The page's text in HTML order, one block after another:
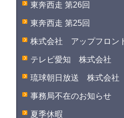
東奔西走 第26回
東奔西走 第25回
株式会社 アップフロン
テレビ愛知 株式会社
琉球朝日放送 株式会社
事務局不在のお知らせ
夏季休暇